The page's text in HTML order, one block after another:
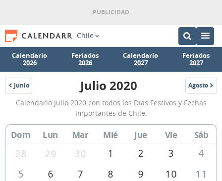
Chile
Calendario
2026
Feriados
2026
Calendario
2027
Feriados
2027
Junio
2020
Calendario
Julio
2020
de
Chile
Julio 2020 Agosto
2020
Calendario Julio 2020 con todos los Días Festivos y Fechas
Importantes de Chile.
Dom Lun Mar Mié Jue Vie Sáb
28 29 30 1 2 3
4
5
6 7 8 9 10
11